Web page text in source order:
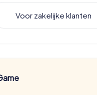
Voor zakelijke klanten